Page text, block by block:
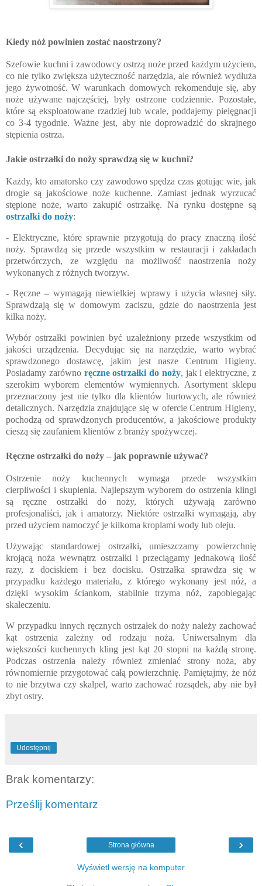
Kiedy nóż powinien zostać naostrzony?
Szefowie kuchni i zawodowcy ostrzą noże przed każdym użyciem,
co nie tylko zwiększa użyteczność narzędzia, ale również wydłuża
jego żywotność. W warunkach domowych rekomenduje się, aby
noże używane najczęściej, były ostrzone codziennie. Pozostałe,
które są eksploatowane rzadziej lub wcale, poddajemy pielęgnacji
co 3-4 tygodnie. Ważne jest, aby nie doprowadzić do skrajnego
stępienia ostrza.
Jakie ostrzałki do noży sprawdzą się w kuchni?
Każdy, kto amatorsko czy zawodowo spędza czas gotując wie, jak
drogie są jakościowe noże kuchenne. Zamiast jednak wyrzucać
stępione noże, warto zakupić ostrzałkę. Na rynku dostępne są
ostrzałki do noży:
- Elektryczne, które sprawnie przygotują do pracy znaczną ilość
noży. Sprawdzą się przede wszystkim w restauracji i zakładach
przetwórczych, ze względu na możliwość naostrzenia noży
wykonanych z różnych tworzyw.
- Ręczne – wymagają niewielkiej wprawy i użycia własnej siły.
Sprawdzają się w domowym zaciszu, gdzie do naostrzenia jest
kilka noży.
Wybór ostrzałki powinien być uzależniony przede wszystkim od
jakości urządzenia. Decydując się na narzędzie, warto wybrać
sprawdzonego dostawcę, jakim jest nasze Centrum Higieny.
Posiadamy zarówno ręczne ostrzałki do noży, jak i elektryczne, z
szerokim wyborem elementów wymiennych. Asortyment sklepu
przeznaczony jest nie tylko dla klientów hurtowych, ale również
detalicznych. Narzędzia znajdujące się w ofercie Centrum Higieny,
pochodzą od sprawdzonych producentów, a jakościowe produkty
cieszą się zaufaniem klientów z branży spożywczej.
Ręczne ostrzałki do noży – jak poprawnie używać?
Ostrzenie noży kuchennych wymaga przede wszystkim
cierpliwości i skupienia. Najlepszym wyborem do ostrzenia klingi
są ręczne ostrzałki do noży, których używają zarówno
profesjonaliści, jak i amatorzy. Niektóre ostrzałki wymagają, aby
przed użyciem namoczyć je kilkoma kroplami wody lub oleju.
Używając standardowej ostrzałki, umieszczamy powierzchnię
krojącą noża wewnątrz ostrzałki i przeciągamy jednakową ilość
razy, z dociskiem i bez docisku. Ostrzałka sprawdza się w
przypadku każdego materiału, z którego wykonany jest nóż, a
dzięki wysokim ściankom, stabilnie trzyma nóż, zapobiegając
skaleczeniu.
W przypadku innych ręcznych ostrzałek do noży należy zachować
kąt ostrzenia zależny od rodzaju noża. Uniwersalnym dla
większości kuchennych kling jest kąt 20 stopni na każdą stronę.
Podczas ostrzenia należy również zmieniać strony noża, aby
równomiernie przygotować całą powierzchnię. Pamiętajmy, że nóż
to nie brzytwa czy skalpel, warto zachować rozsądek, aby nie był
zbyt ostry.
Udostępnij
Brak komentarzy:
Prześlij komentarz
‹ ›
Strona główna
Wyświetl wersję na komputer